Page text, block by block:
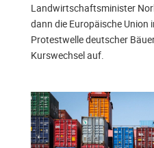
Landwirtschaftsminister
dann die Europäische Union
Protestwelle deutscher
Kurswechsel auf.